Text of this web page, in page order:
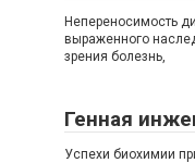
Непереносимость
выраженного
зрения болезнь,
Генная
Успехи биохимии